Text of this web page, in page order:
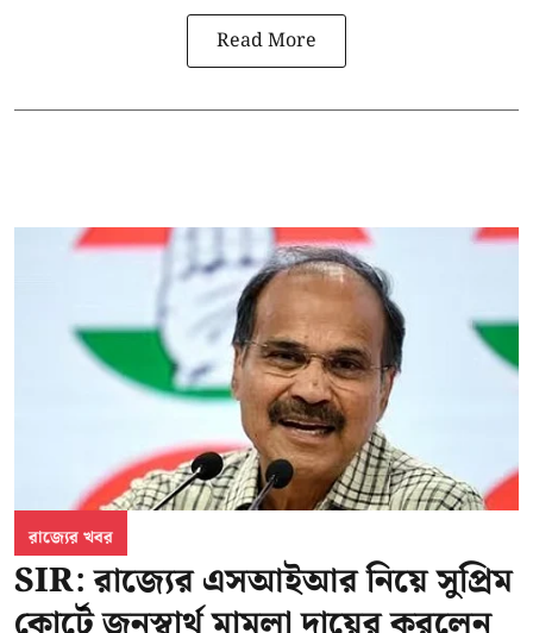
Read More
রাজ্যের খবর
SIR: রাজ্যের এসআইআর নিয়ে সুপ্রিম